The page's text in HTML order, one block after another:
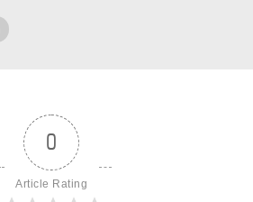
0
Article Rating